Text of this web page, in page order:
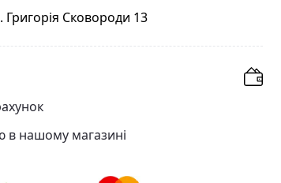
Григорія Сковороди 13
в нашому магазині